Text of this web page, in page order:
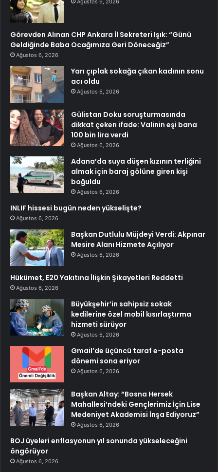
Ağustos 6, 2026
Görevden Alınan CHP Ankara İl Sekreteri Işık: “Günü
Geldiğinde Baba Ocağımıza Geri Döneceğiz”
Ağustos 6, 2026
Yarı çıplak sokağa çıkan kadının sonu
acı oldu
Ağustos 6, 2026
Gülistan Doku soruşturmasında
dikkat çeken ifade: Valinin eşi bana
100 bin lira verdi
Ağustos 6, 2026
Adana’da suya düşen kızının terliğini
almak için baraj gölüne giren kişi
boğuldu
Ağustos 6, 2026
INLIF hissesi bugün neden yükselişte?
Ağustos 6, 2026
Başkan Dutlulu Müjdeyi Verdi: Akpınar
Mesire Alanı Hizmete Açılıyor
Ağustos 6, 2026
Hükümet, E20 Yakıtına İlişkin Şikayetleri Reddetti
Ağustos 6, 2026
Büyükşehir’in sahipsiz sokak
kedilerine özel mobil kısırlaştırma
hizmeti sürüyor
Ağustos 6, 2026
Gmail’de üçüncü taraf e-posta
dönemi sona eriyor
Ağustos 6, 2026
Başkan Altay: “Bosna Hersek
Mahallesi’ndeki Gençlerimiz İçin Lise
Medeniyet Akademisi İnşa Ediyoruz”
Ağustos 6, 2026
BOJ üyeleri enflasyonun yıl sonunda yükseleceğini
öngörüyor
Ağustos 6, 2026